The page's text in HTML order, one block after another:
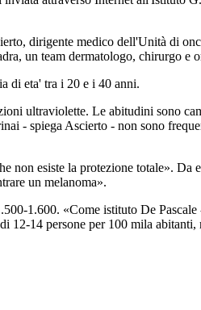
dirigente medico dell'Unità di
un team dermatologo, chirurgo e
di eta' tra i 20 e i 40 anni.
ultraviolette. Le abitudini sono
- spiega Ascierto - non sono
non esiste la protezione totale». Da
un melanoma».
1.600. «Come istituto De
12-14 persone per 100 mila